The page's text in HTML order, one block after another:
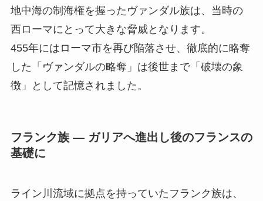
地中海の制海権を握ったヴァンダル族は、当時の
西ローマにとって大きな脅威となります。
455年にはローマ市を再び陥落させ、徹底的に略奪
した「ヴァンダルの略奪」は後世まで「破壊の象
徴」として記憶されました。
フランク族 ― ガリアへ進出し後のフランスの
基礎に
ライン川流域に拠点を持っていたフランク族は、